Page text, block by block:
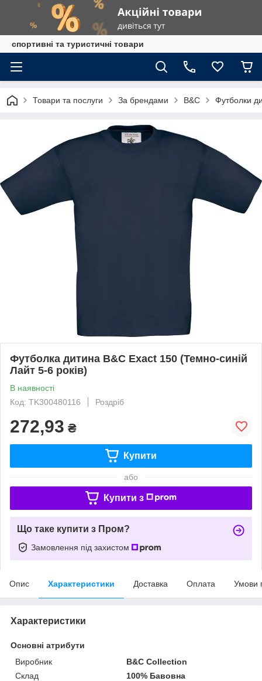
спортивні та туристичні товари
Товари та послуги За брендами B&C Футболки
Футболка дитина B&C Exact 150 (Темно-синій
Лайт 5-6 років)
В наявності
Код: TK300480116
Роздріб
272,93 ₴
Купити
або
Купити з
Що таке купити з Пром?
Замовлення під захистом
Опис Характеристики Доставка Оплата Умови
Характеристики
Основні атрибути
Виробник
B&C Collection
Склад
100% Бавовна